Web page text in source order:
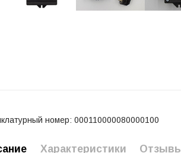
номер: 000110000080000100
Характеристики